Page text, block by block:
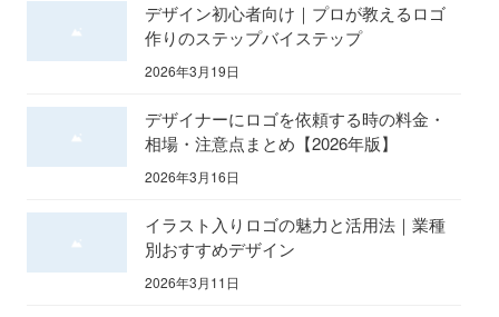
デザイン初心者向け｜プロが教えるロゴ
作りのステップバイステップ
2026年3月19日
デザイナーにロゴを依頼する時の料金・
相場・注意点まとめ【2026年版】
2026年3月16日
イラスト入りロゴの魅力と活用法｜業種
別おすすめデザイン
2026年3月11日